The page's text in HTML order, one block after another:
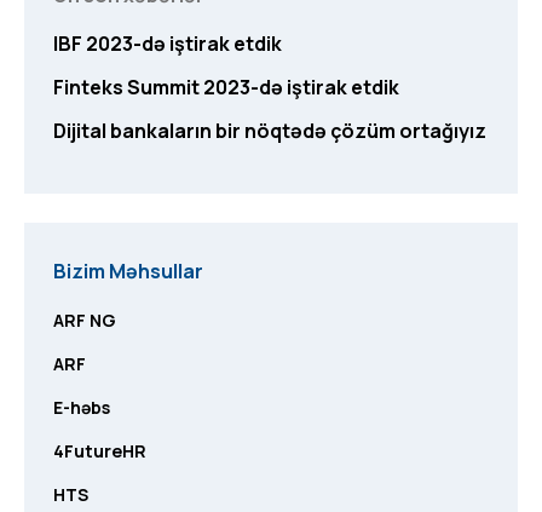
IBF 2023-də iştirak etdik
Finteks Summit 2023-də iştirak etdik
Dijital bankaların bir nöqtədə çözüm ortağıyız
Bizim Məhsullar
ARF NG
ARF
E-həbs
4FutureHR
HTS